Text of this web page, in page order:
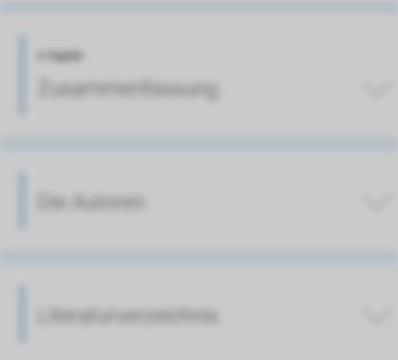
Zusammenfassung
Die Autoren
Literaturverzeichnis